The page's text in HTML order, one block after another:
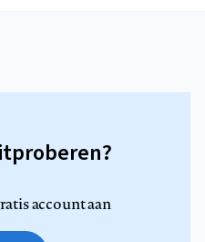
account aan